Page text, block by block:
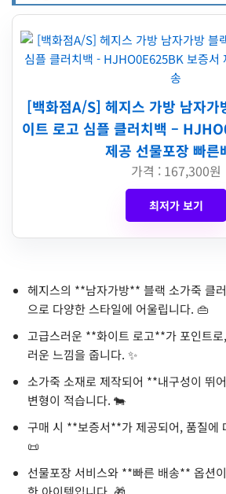
[백화점A/S] 헤지스 가방 남자가
이트 로고 심플 클러치백 –
제공 선물포장 빠른
가격 : 167,300원
최저가 보기
헤지스의 **남자가방** 블랙 소가죽 클
으로 다양한 스타일에 어울립니다. 👜
고급스러운 **화이트 로고**가 포인트
러운 느낌을 줍니다. ✨
소가죽 소재로 제작되어 **내구성이 뛰
변형이 적습니다. 🐄
구매 시 **보증서**가 제공되어, 품질에
📜
선물포장 서비스와 **빠른 배송** 옵션